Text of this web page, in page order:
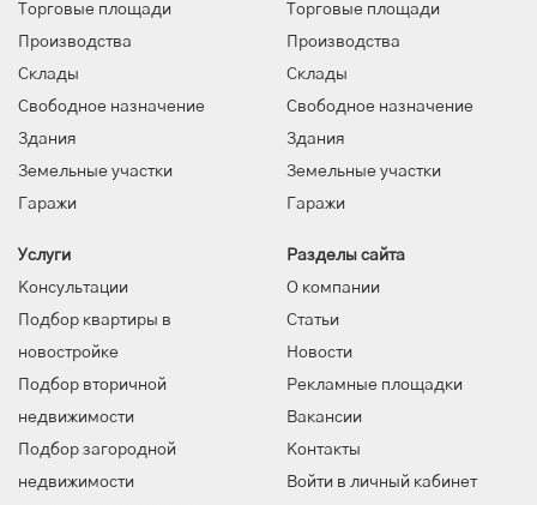
Торговые площади
Производства
Склады
Свободное назначение
Здания
Земельные участки
Гаражи
Торговые площади
Производства
Склады
Свободное назначение
Здания
Земельные участки
Гаражи
Услуги
Консультации
Подбор квартиры в
новостройке
Подбор вторичной
недвижимости
Подбор загородной
недвижимости
Разделы сайта
О компании
Статьи
Новости
Рекламные площадки
Вакансии
Контакты
Войти в личный кабинет